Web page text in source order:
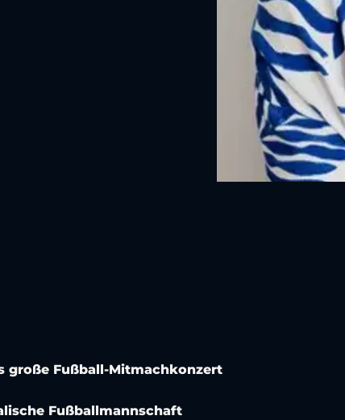
große Fußball-Mitmachkonzert
Fußballmannschaft